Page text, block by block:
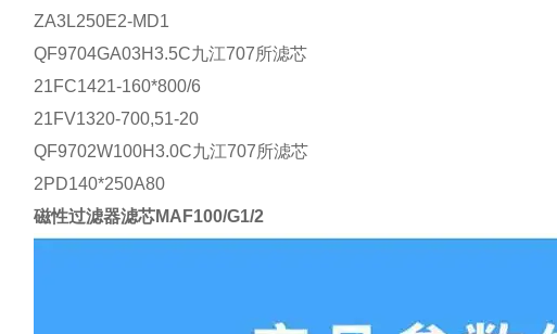
ZA3L250E2-MD1
QF9704GA03H3.5C九江707所滤芯
21FC1421-160*800/6
21FV1320-700,51-20
QF9702W100H3.0C九江707所滤芯
2PD140*250A80
磁性过滤器滤芯MAF100/G1/2